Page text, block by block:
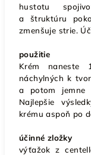
hustotu
a štruktúru
zmenšuje strie.
použitie
Krém naneste
náchylných k
a potom jemne
Najlepšie
krému aspoň po
účinné zložky
výťažok z